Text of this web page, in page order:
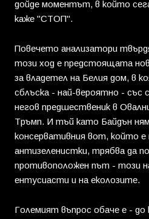
дойде моментът, в който
каже "СТОП".
Повечето анализатори
този ход е предстоящата
за владетел на Белия дом, в
сблъска - най-вероятно - със
негов предшественик в
Тръмп. И тъй като Байдън
консервативния вот, който
антизеленистки, трябва да
противоположен път - този
ентусиасти и на еколозите.
Големият въпрос обаче е -